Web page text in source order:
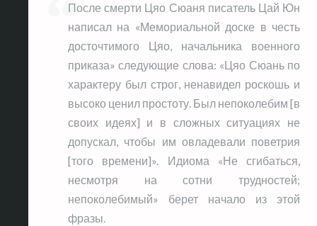
После смерти Цяо Сюаня писатель Цай Юн
написал на «Мемориальной доске в честь
досточтимого Цяо, начальника военного
приказа» следующие слова: «Цяо Сюань по
характеру был строг, ненавидел роскошь и
высоко ценил простоту. Был непоколебим [в
своих идеях] и в сложных ситуациях не
допускал, чтобы им овладевали поветрия
[того времени]». Идиома «Не сгибаться,
несмотря на сотни трудностей;
непоколебимый» берет начало из этой
фразы.